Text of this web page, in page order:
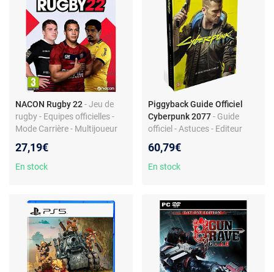
NACON Rugby 22- Jeu de
rugby - Equipes officielles -
Mode Carrière - Multijoueur
27,19€
En stock
Piggyback Guide Officiel
Cyberpunk 2077 - Guide
officiel - Astuces - Editeur
60,79€
En stock